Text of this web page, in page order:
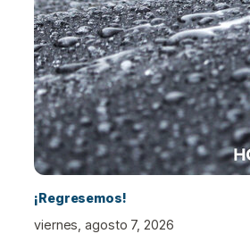
¡Regresemos!
viernes, agosto 7, 2026